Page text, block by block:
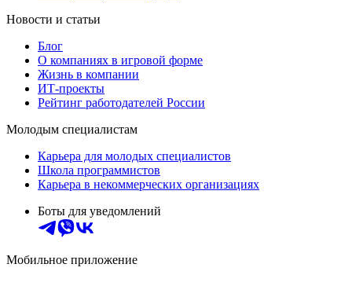
Новости и статьи
Блог
О компаниях в игровой форме
Жизнь в компании
ИТ-проекты
Рейтинг работодателей России
Молодым специалистам
Карьера для молодых специалистов
Школа программистов
Карьера в некоммерческих организациях
Боты для уведомлений
Мобильное приложение